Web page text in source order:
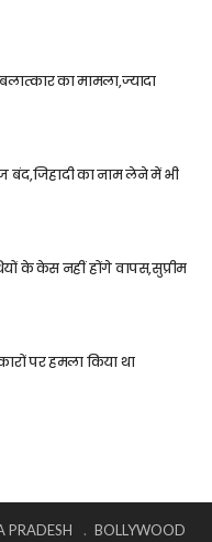
का मामला,ज्यादा
का नाम लेने में भी
के केस नहीं होंगे वापस,सुप्रीम
पर हमला किया था
PRADESH BOLLYWOOD